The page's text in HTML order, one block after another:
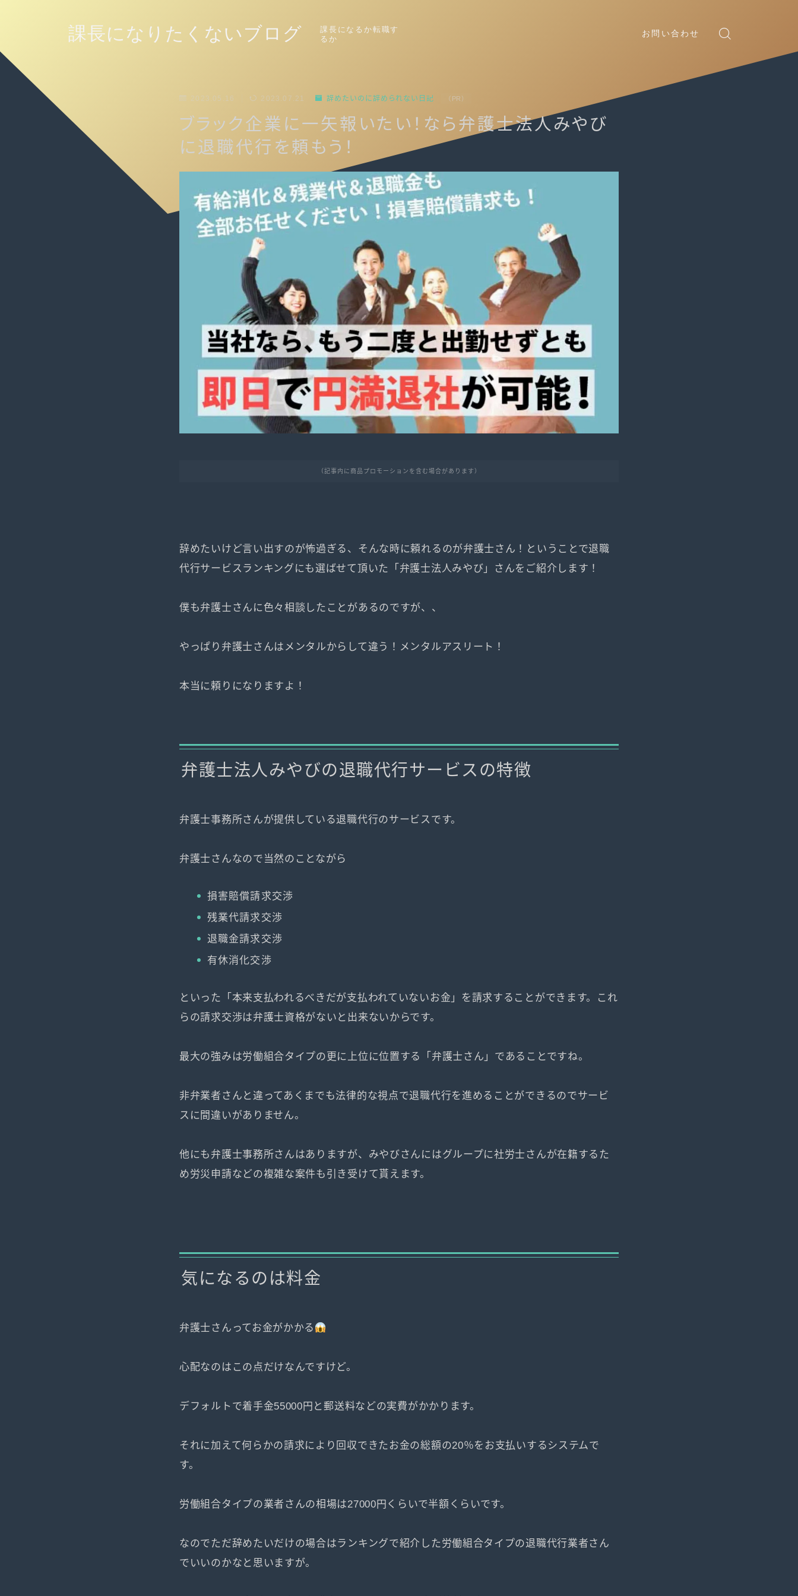
課長になりたくないブログ
課長になるか転職す
るか
お問い合わせ
2023.05.16 2023.07.21 辞めたいのに辞められない日記 （PR）
ブラック企業に一矢報いたい！なら弁護士法人みやび
に退職代行を頼もう！
（記事内に商品プロモーションを含む場合があります）
辞めたいけど言い出すのが怖過ぎる、そんな時に頼れるのが弁護士さん！ということで退職
代行サービスランキングにも選ばせて頂いた「弁護士法人みやび」さんをご紹介します！
僕も弁護士さんに色々相談したことがあるのですが、、
やっぱり弁護士さんはメンタルからして違う！メンタルアスリート！
本当に頼りになりますよ！
弁護士法人みやびの退職代行サービスの特徴
弁護士事務所さんが提供している退職代行のサービスです。
弁護士さんなので当然のことながら
損害賠償請求交渉
残業代請求交渉
退職金請求交渉
有休消化交渉
といった「本来支払われるべきだが支払われていないお金」を請求することができます。これ
らの請求交渉は弁護士資格がないと出来ないからです。
最大の強みは労働組合タイプの更に上位に位置する「弁護士さん」であることですね。
非弁業者さんと違ってあくまでも法律的な視点で退職代行を進めることができるのでサービ
スに間違いがありません。
他にも弁護士事務所さんはありますが、みやびさんにはグループに社労士さんが在籍するた
め労災申請などの複雑な案件も引き受けて貰えます。
気になるのは料金
弁護士さんってお金がかかる
心配なのはこの点だけなんですけど。
デフォルトで着手金55000円と郵送料などの実費がかかります。
それに加えて何らかの請求により回収できたお金の総額の20％をお支払いするシステムで
す。
労働組合タイプの業者さんの相場は27000円くらいで半額くらいです。
なのでただ辞めたいだけの場合はランキングで紹介した労働組合タイプの退職代行業者さん
でいいのかなと思いますが。